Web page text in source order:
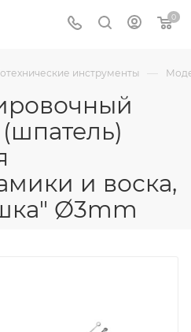
0
инструменты —
и воска,
Ø3mm